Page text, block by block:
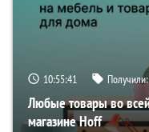
10:55:41
Любые товары во
магазине Hoff